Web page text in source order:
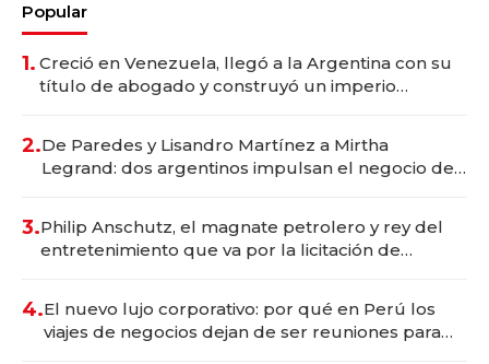
Popular
1. Creció en Venezuela, llegó a la Argentina con su
título de abogado y construyó un imperio
2.De Paredes y Lisandro Martínez a Mirtha
Legrand: dos argentinos impulsan el negocio del
3.Philip Anschutz, el magnate petrolero y rey del
entretenimiento que va por la licitación de
4.El nuevo lujo corporativo: por qué en Perú los
viajes de negocios dejan de ser reuniones para